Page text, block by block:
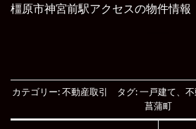
橿原市神宮前駅アクセスの物件情報
カテゴリー:不動産取引 タグ:一戸建て
菖蒲町